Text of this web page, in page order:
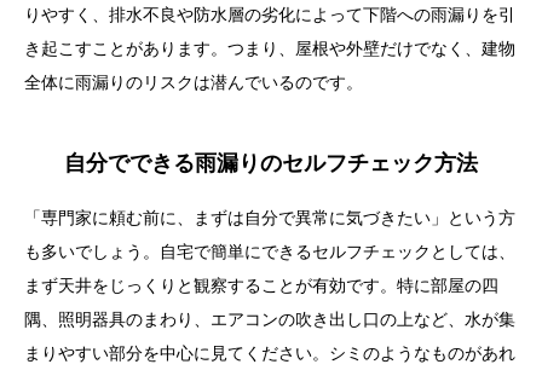
りやすく、排水不良や防水層の劣化によって下階への雨漏りを引
き起こすことがあります。つまり、屋根や外壁だけでなく、建物
全体に雨漏りのリスクは潜んでいるのです。
自分でできる雨漏りのセルフチェック方法
「専門家に頼む前に、まずは自分で異常に気づきたい」という方
も多いでしょう。自宅で簡単にできるセルフチェックとしては、
まず天井をじっくりと観察することが有効です。特に部屋の四
隅、照明器具のまわり、エアコンの吹き出し口の上など、水が集
まりやすい部分を中心に見てください。シミのようなものがあれ